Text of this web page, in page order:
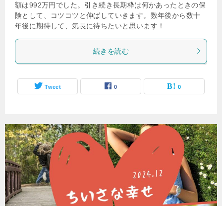
額は992万円でした。引き続き長期枠は何かあったときの保
険として、コツコツと伸ばしていきます。数年後から数十
年後に期待して、気長に待ちたいと思います！
続きを読む
Tweet 0 0